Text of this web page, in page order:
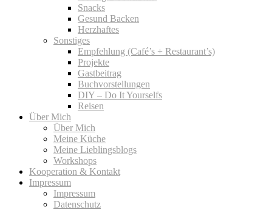
Snacks
Gesund Backen
Herzhaftes
Sonstiges
Empfehlung (Café’s + Restaurant’s)
Projekte
Gastbeitrag
Buchvorstellungen
DIY – Do It Yourselfs
Reisen
Über Mich
Über Mich
Meine Küche
Meine Lieblingsblogs
Workshops
Kooperation & Kontakt
Impressum
Impressum
Datenschutz